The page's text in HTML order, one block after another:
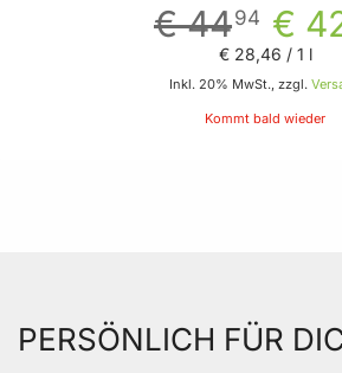
€
€ 4494
Inkl. 20% MwSt., zzgl.
€ 28,46 / 1 l
Kommt bald wieder
PERSÖNLICH FÜR